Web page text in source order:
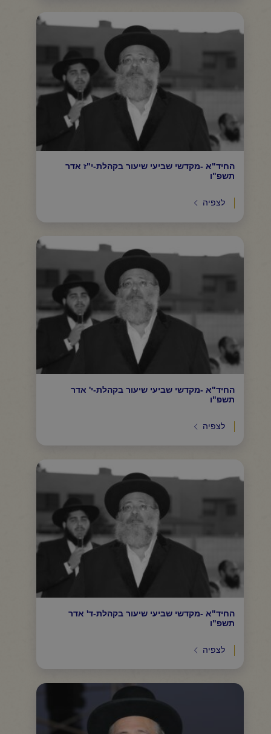
החיד"א -מקדשי שביעי שיעור בקהלת-י"ז אדר
תשפ"ו
לצפיה
החיד"א -מקדשי שביעי שיעור בקהלת-י' אדר
תשפ"ו
לצפיה
החיד"א -מקדשי שביעי שיעור בקהלת-ד' אדר
תשפ"ו
לצפיה